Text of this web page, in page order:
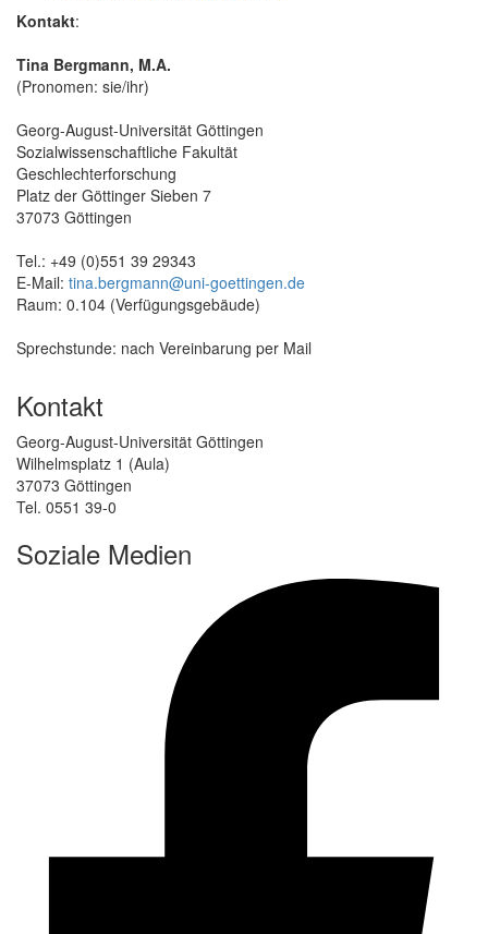
Kontakt:
Tina Bergmann, M.A.
(Pronomen: sie/ihr)
Georg-August-Universität Göttingen
Sozialwissenschaftliche Fakultät
Geschlechterforschung
Platz der Göttinger Sieben 7
37073 Göttingen
Tel.: +49 (0)551 39 29343
E-Mail: tina.bergmann@uni-goettingen.de
Raum: 0.104 (Verfügungsgebäude)
Sprechstunde: nach Vereinbarung per Mail
Kontakt
Georg-August-Universität Göttingen
Wilhelmsplatz 1 (Aula)
37073 Göttingen
Tel. 0551 39-0
Soziale Medien